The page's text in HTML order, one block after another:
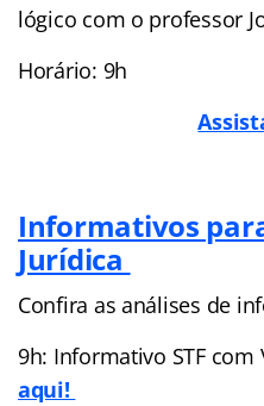
lógico com o professor
Horário: 9h
Informativos
Jurídica
Confira as análises de
9h: Informativo STF com
aqui!